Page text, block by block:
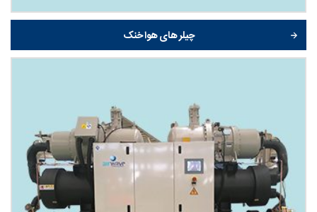
چیلر های هوا خنک